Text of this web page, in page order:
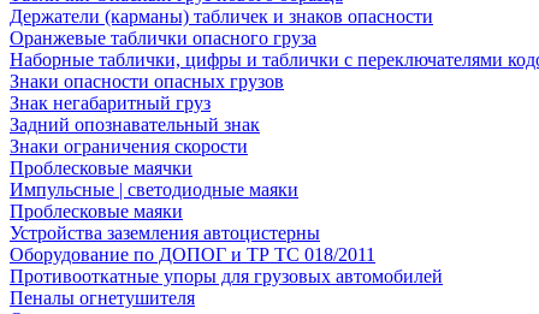
Держатели (карманы) табличек и знаков опасности
Оранжевые таблички опасного груза
Наборные таблички, цифры и таблички с переключателями
Знаки опасности опасных грузов
Знак негабаритный груз
Задний опознавательный знак
Знаки ограничения скорости
Проблесковые маячки
Импульсные | светодиодные маяки
Проблесковые маяки
Устройства заземления автоцистерны
Оборудование по ДОПОГ и ТР ТС 018/2011
Противооткатные упоры для грузовых автомобилей
Пеналы огнетушителя